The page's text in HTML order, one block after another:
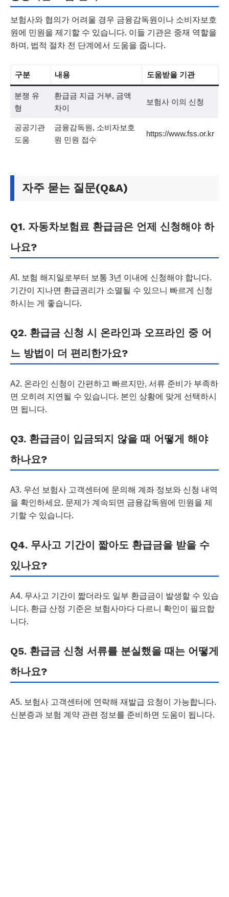
보험사와 협의가 어려울 경우 금융감독원이나 소비자보호
원에 민원을 제기할 수 있습니다. 이들 기관은 중재 역할을
하며, 법적 절차 전 단계에서 도움을 줍니다.
구분 내용 도움받을 기관
분쟁 유
형
환급금 지급 거부, 금액
차이
보험사 이의 신청
공공기관
도움
금융감독원, 소비자보호
원 민원 접수
https://www.fss.or.kr
자주 묻는 질문(Q&A)
Q1. 자동차보험료 환급금은 언제 신청해야 하
나요?
A1. 보험 해지일로부터 보통 3년 이내에 신청해야 합니다.
기간이 지나면 환급권리가 소멸될 수 있으니 빠르게 신청
하시는 게 좋습니다.
Q2. 환급금 신청 시 온라인과 오프라인 중 어
느 방법이 더 편리한가요?
A2. 온라인 신청이 간편하고 빠르지만, 서류 준비가 부족하
면 오히려 지연될 수 있습니다. 본인 상황에 맞게 선택하시
면 됩니다.
Q3. 환급금이 입금되지 않을 때 어떻게 해야
하나요?
A3. 우선 보험사 고객센터에 문의해 계좌 정보와 신청 내역
을 확인하세요. 문제가 계속되면 금융감독원에 민원을 제
기할 수 있습니다.
Q4. 무사고 기간이 짧아도 환급금을 받을 수
있나요?
A4. 무사고 기간이 짧더라도 일부 환급금이 발생할 수 있습
니다. 환급 산정 기준은 보험사마다 다르니 확인이 필요합
니다.
Q5. 환급금 신청 서류를 분실했을 때는 어떻게
하나요?
A5. 보험사 고객센터에 연락해 재발급 요청이 가능합니다.
신분증과 보험 계약 관련 정보를 준비하면 도움이 됩니다.